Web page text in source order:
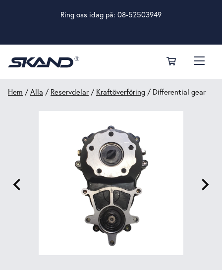
Ring oss idag på: 08-52503949
Hem /Alla / Reservdelar / Kraftöverföring / Differential gear